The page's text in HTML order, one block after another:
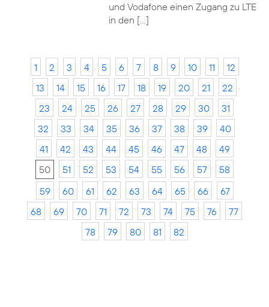
und Vodafone einen Zugang zu LTE
in den […]
1 2 3 4 5 6 7 8 9 10 11
12
13
14 15 16 17 18 19 20 21
22
23
24 25 26 27 28 29 30
31
32
33 34 35 36 37 38 39
40
41
42 43 44 45 46 47 48
49
50
51 52 53 54 55 56 57
58
59
60 61 62 63 64 65 66
67
68
69 70 71 72 73 74 75 76
77
78
79 80 81 82